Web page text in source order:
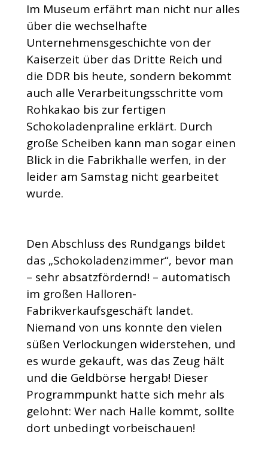
Im Museum erfährt man nicht nur alles
über die wechselhafte
Unternehmensgeschichte von der
Kaiserzeit über das Dritte Reich und
die DDR bis heute, sondern bekommt
auch alle Verarbeitungsschritte vom
Rohkakao bis zur fertigen
Schokoladenpraline erklärt. Durch
große Scheiben kann man sogar einen
Blick in die Fabrikhalle werfen, in der
leider am Samstag nicht gearbeitet
wurde.
Den Abschluss des Rundgangs bildet
das „Schokoladenzimmer“, bevor man
– sehr absatzfördernd! – automatisch
im großen Halloren-
Fabrikverkaufsgeschäft landet.
Niemand von uns konnte den vielen
süßen Verlockungen widerstehen, und
es wurde gekauft, was das Zeug hält
und die Geldbörse hergab! Dieser
Programmpunkt hatte sich mehr als
gelohnt: Wer nach Halle kommt, sollte
dort unbedingt vorbeischauen!